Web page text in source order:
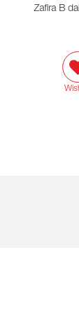
Zafira B